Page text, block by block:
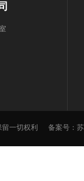
一切权利 备案号：